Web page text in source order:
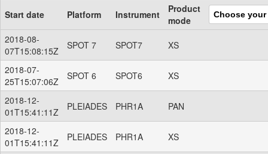
Start date Platform Instrument
Product
mode
2018-08-
07T15:08:15Z
SPOT 7 SPOT7 XS
2018-07-
25T15:07:06Z
SPOT 6 SPOT6 XS
2018-12-
01T15:41:11Z
PLEIADES PHR1A PAN
2018-12-
01T15:41:11Z
PLEIADES PHR1A XS